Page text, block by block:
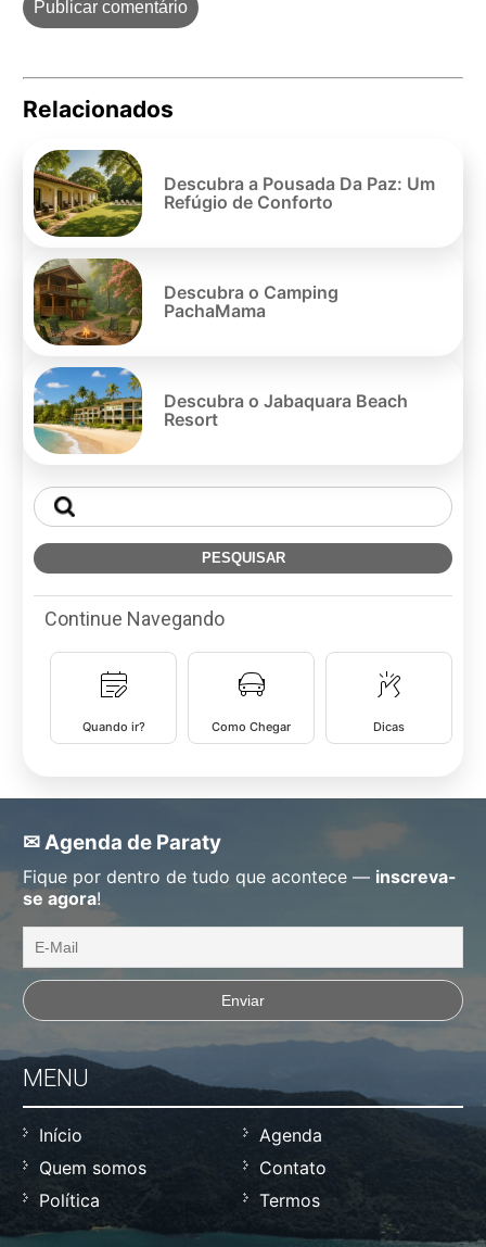
Relacionados
Descubra a Pousada Da Paz: Um
Refúgio de Conforto
Descubra o Camping
PachaMama
Descubra o Jabaquara Beach
Resort
Continue Navegando
Quando ir? Como Chegar Dicas
✉ Agenda de Paraty
Fique por dentro de tudo que acontece — inscreva-
se agora!
MENU
Início
Agenda
Quem somos
Contato
Política
Termos